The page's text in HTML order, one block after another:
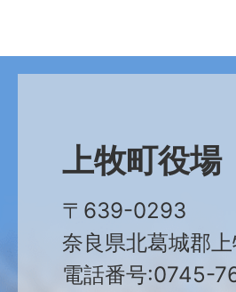
上牧町役場
〒639-0293
奈良県北葛城郡
電話番号:0745-